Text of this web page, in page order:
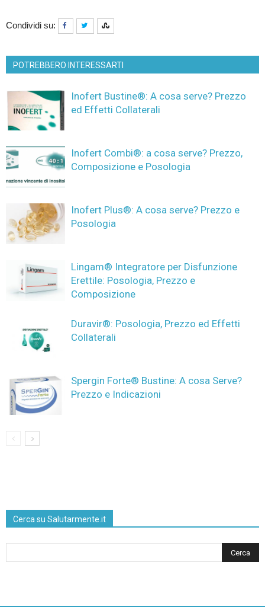
Condividi su:
POTREBBERO INTERESSARTI
Inofert Bustine®: A cosa serve? Prezzo
ed Effetti Collaterali
Inofert Combi®: a cosa serve? Prezzo,
Composizione e Posologia
Inofert Plus®: A cosa serve? Prezzo e
Posologia
Lingam® Integratore per Disfunzione
Erettile: Posologia, Prezzo e
Composizione
Duravir®: Posologia, Prezzo ed Effetti
Collaterali
Spergin Forte® Bustine: A cosa Serve?
Prezzo e Indicazioni
Cerca su Salutarmente.it